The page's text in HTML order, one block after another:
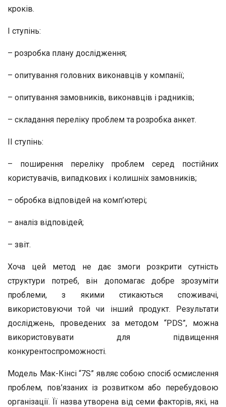
кроків.
I ступінь:
– розробка плану дослідження;
– опитування головних виконавців у компанії;
– опитування замовників, виконавців і радників;
– складання переліку проблем та розробка анкет.
II ступінь:
– поширення переліку проблем серед постійних
користувачів, випадкових і колишніх замовників;
– обробка відповідей на комп’ютері;
– аналіз відповідей;
– звіт.
Хоча цей метод не дає змоги розкрити сутність
структури потреб, він допомагає добре зрозуміти
проблеми, з якими стикаються споживачі,
використовуючи той чи інший продукт. Результати
досліджень, проведених за методом “PDS”, можна
використовувати для підвищення
конкурентоспроможності.
Модель Мак-Кінсі “7S” являє собою спосіб осмислення
проблем, пов’язаних із розвитком або перебудовою
організації. Її назва утворена від семи факторів, які, на